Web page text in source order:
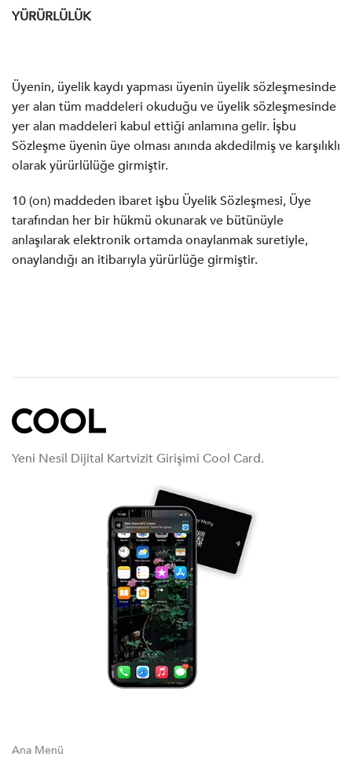
YÜRÜRLÜLÜK
Üyenin, üyelik kaydı yapması üyenin üyelik sözleşmesinde
yer alan tüm maddeleri okuduğu ve üyelik sözleşmesinde
yer alan maddeleri kabul ettiği anlamına gelir. İşbu
Sözleşme üyenin üye olması anında akdedilmiş ve karşılıklı
olarak yürürlülüğe girmiştir.
10 (on) maddeden ibaret işbu Üyelik Sözleşmesi, Üye
tarafından her bir hükmü okunarak ve bütünüyle
anlaşılarak elektronik ortamda onaylanmak suretiyle,
onaylandığı an itibarıyla yürürlüğe girmiştir.
Yeni Nesil Dijital Kartvizit Girişimi Cool Card.
Ana Menü